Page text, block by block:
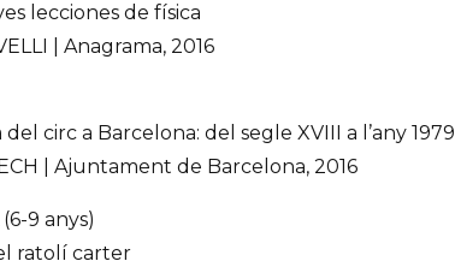
lecciones de física
| Anagrama, 2016
del circ a Barcelona: del segle XVIII a l’any 1979
| Ajuntament de Barcelona, 2016
(6-9 anys)
ratolí carter